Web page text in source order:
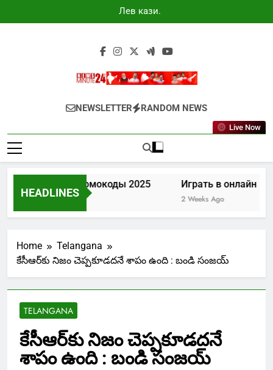
to
Лев казино
промокоды
Newsminute24
Get All Updated Telugu News
NEWSLETTER RANDOM NEWS
Live Now
HEADLINES
Лев казино промокоды 2025
7 Days Ago
Играть в онлайн
2 Weeks Ago
Home
Telangana
కేసీఆర్‌కు నిజం చెప్పకూడదనే శాపం ఉంది : బండి సంజయ్
TELANGANA
కేసీఆర్‌కు నిజం చెప్పకూడదనే
శాపం ఉంది : బండి సంజయ్